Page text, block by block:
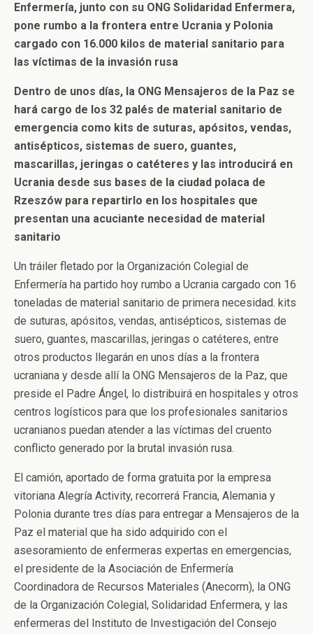
Enfermería, junto con su ONG Solidaridad Enfermera,
pone rumbo a la frontera entre Ucrania y Polonia
cargado con 16.000 kilos de material sanitario para
las víctimas de la invasión rusa
Dentro de unos días, la ONG Mensajeros de la Paz se
hará cargo de los 32 palés de material sanitario de
emergencia como kits de suturas, apósitos, vendas,
antisépticos, sistemas de suero, guantes,
mascarillas, jeringas o catéteres y las introducirá en
Ucrania desde sus bases de la ciudad polaca de
Rzeszów para repartirlo en los hospitales que
presentan una acuciante necesidad de material
sanitario
Un tráiler fletado por la Organización Colegial de
Enfermería ha partido hoy rumbo a Ucrania cargado con 16
toneladas de material sanitario de primera necesidad. kits
de suturas, apósitos, vendas, antisépticos, sistemas de
suero, guantes, mascarillas, jeringas o catéteres, entre
otros productos llegarán en unos días a la frontera
ucraniana y desde allí la ONG Mensajeros de la Paz, que
preside el Padre Ángel, lo distribuirá en hospitales y otros
centros logísticos para que los profesionales sanitarios
ucranianos puedan atender a las víctimas del cruento
conflicto generado por la brutal invasión rusa.
El camión, aportado de forma gratuita por la empresa
vitoriana Alegría Activity, recorrerá Francia, Alemania y
Polonia durante tres días para entregar a Mensajeros de la
Paz el material que ha sido adquirido con el
asesoramiento de enfermeras expertas en emergencias,
el presidente de la Asociación de Enfermería
Coordinadora de Recursos Materiales (Anecorm), la ONG
de la Organización Colegial, Solidaridad Enfermera, y las
enfermeras del Instituto de Investigación del Consejo